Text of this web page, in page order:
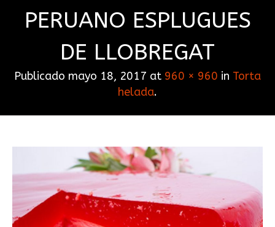
PERUANO ESPLUGUES
DE LLOBREGAT
Publicado mayo 18, 2017 at 960 × 960 in Torta
helada.